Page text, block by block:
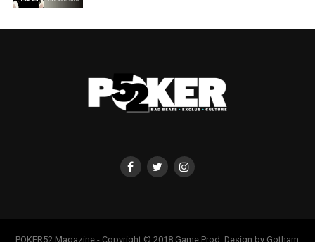
POKER52 Magazine - Copyright © 2018 Game Prod. Design by Gotham